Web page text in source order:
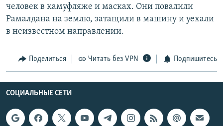
человек в камуфляже и масках. Они повалили
Рамалдана на землю, затащили в машину и уехали
в неизвестном направлении.
Поделиться Читать без VPN Подпишитесь
СОЦИАЛЬНЫЕ СЕТИ